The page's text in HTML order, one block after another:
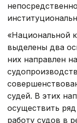
«Национальной
выделены два
них направлен
судей. В этих
осуществить
работу судов в